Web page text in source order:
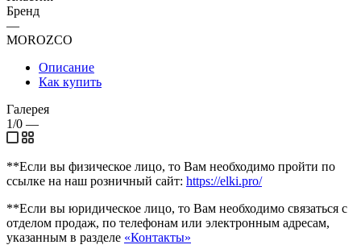
Бренд
—
MOROZCO
Описание
Как купить
Галерея
1/0 —
**Если вы физическое лицо, то Вам необходимо пройти по
ссылке на наш розничный сайт: https://elki.pro/
**Если вы юридическое лицо, то Вам необходимо связаться с
отделом продаж, по телефонам или электронным адресам,
указанным в разделе «Контакты»